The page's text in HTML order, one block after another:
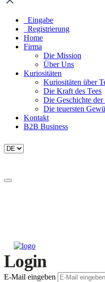
Eingabe
Registrierung
Home
Firma
Die Mission
Über Uns
Kuriositäten
Kuriositäten über
Die Kraft des Tees
Die Geschichte
Die teuersten
Kontakt
B2B Business
Login
E-Mail eingeben